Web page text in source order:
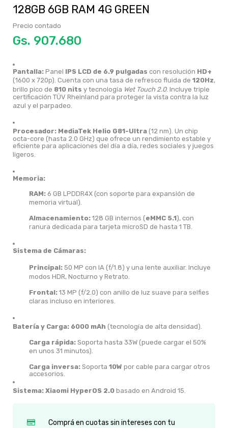
128GB 6GB RAM 4G GREEN
Precio contado
Gs.
Pantalla: Panel IPS LCD de 6.9 pulgadas con resolución HD+
(1600 x 720p). Cuenta con una tasa de refresco fluida de 120Hz,
brillo pico de 810 nits y tecnología Wet Touch 2.0. Incluye triple
certificación TÜV Rheinland para proteger la vista contra la luz
azul y el parpadeo.
Procesador: MediaTek Helio G81-Ultra (12 nm). Un chip
octa-core (hasta 2.0 GHz) que ofrece un rendimiento estable y
eficiente para aplicaciones del día a día, redes sociales y juegos
ligeros.
Memoria:
RAM: 6 GB LPDDR4X (con soporte para expansión de
memoria virtual).
Almacenamiento: 128 GB internos (eMMC 5.1), con
ranura dedicada para tarjeta microSD de hasta 1 TB.
Sistema de Cámaras:
Principal: 50 MP con IA (f/1.8) y una lente auxiliar. Incluye
modos HDR, Nocturno y Retrato.
Frontal: 13 MP (f/2.0) con anillo de luz suave para selfies
claras incluso en interiores.
Batería y Carga: 6000 mAh (tecnología de alta densidad).
Carga rápida: Soporta hasta 33W (puede cargar el 50%
en unos 31 minutos).
Carga inversa: Soporta 10W por cable para cargar otros
accesorios.
Sistema: Xiaomi HyperOS 2.0 basado en Android 15.
Comprá en cuotas sin intereses con tu